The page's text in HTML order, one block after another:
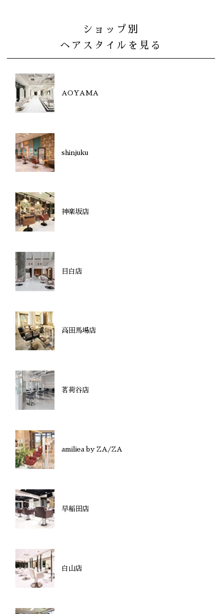
ショップ別
ヘアスタイルを見る
AOYAMA
shinjuku
神楽坂店
目白店
高田馬場店
茗荷谷店
amiliea by ZA/ZA
早稲田店
白山店